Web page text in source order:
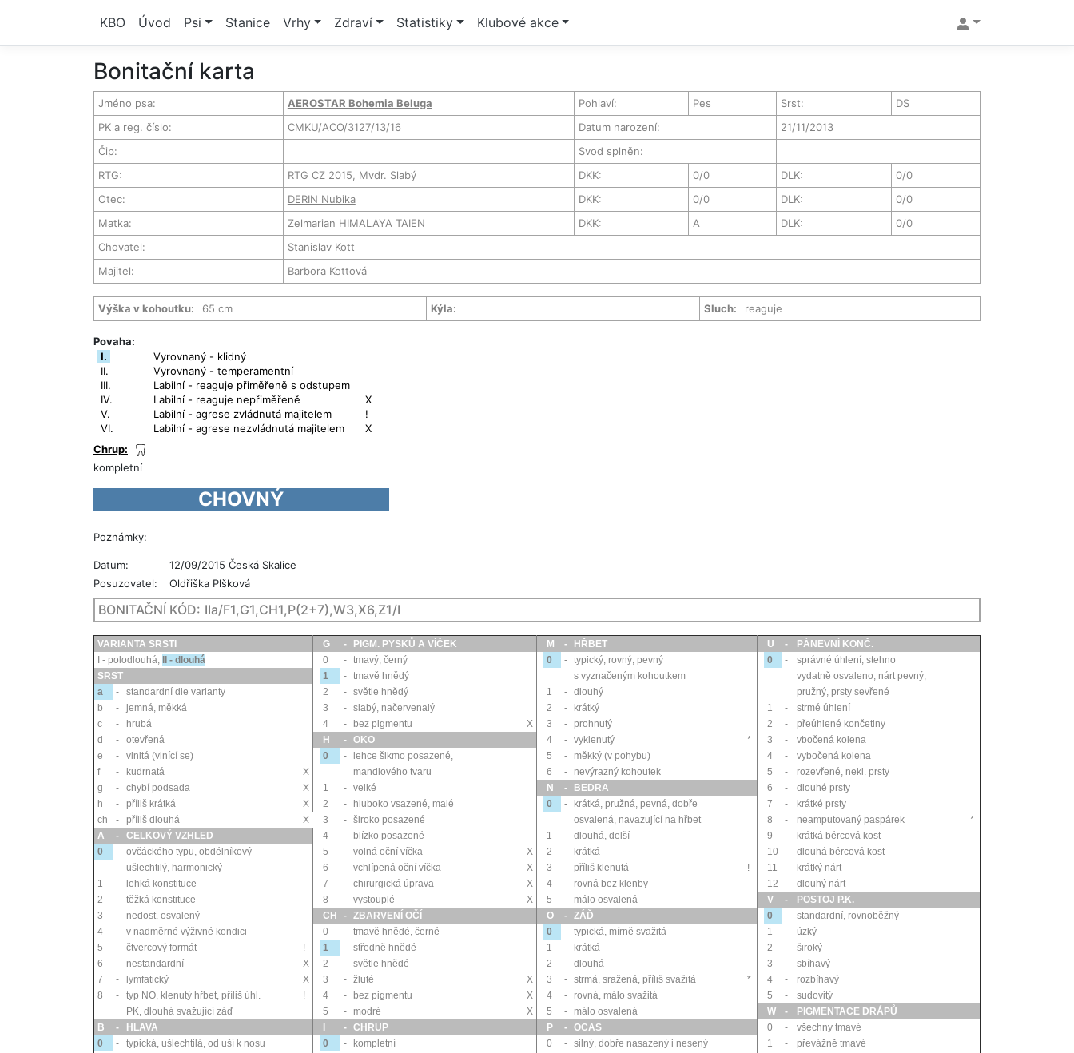
KBO Úvod Psi Stanice Vrhy Zdraví Statistiky Klubové akce
Bonitační karta
Jméno psa: AEROSTAR Bohemia Beluga Pohlaví: Pes Srst:
DS
PK a reg. číslo:
CMKU/ACO/3127/13/16 Datum narození:
21/11/2013
Čip:
Svod splněn:
RTG:
RTG CZ 2015, Mvdr. Slabý DKK: 0/0 DLK:
0/0
Otec:
DERIN Nubika DKK: 0/0 DLK:
0/0
Matka:
Zelmarian HIMALAYA TAIEN DKK: A DLK:
0/0
Chovatel:
Stanislav Kott
Majitel:
Barbora Kottová
Výška v kohoutku: 65 cm Kýla: Sluch: reaguje
Povaha:
I.
Vyrovnaný - klidný
II.
Vyrovnaný - temperamentní
III.
Labilní - reaguje přiměřeně s odstupem
IV.
Labilní - reaguje nepřiměřeně
X
V.
Labilní - agrese zvládnutá majitelem
!
VI.
Labilní - agrese nezvládnutá majitelem
X
Chrup:
kompletní
CHOVNÝ
Poznámky:
Datum:
12/09/2015 Česká Skalice
Posuzovatel:
Oldřiška Plšková
BONITAČNÍ KÓD: IIa/F1,G1,CH1,P(2+7),W3,X6,Z1/I
VARIANTA SRSTI G - PIGM. PYSKŮ A VÍČEK M - HŘBET U -
PÁNEVNÍ KONČ.
I - polodlouhá; II - dlouhá 0 - tmavý, černý 0 - typický, rovný, pevný 0 -
správné úhlení, stehno
SRST
1 - tmavě hnědý s vyznačeným kohoutkem
vydatně osvaleno, nárt pevný,
a
- standardní dle varianty 2 - světle hnědý 1 - dlouhý
pružný, prsty sevřené
b
- jemná, měkká 3 - slabý, načervenalý 2 - krátký 1 -
strmé úhlení
c
- hrubá 4 - bez pigmentu X 3 - prohnutý 2 -
přeúhlené končetiny
d
- otevřená H - OKO 4 - vyklenutý * 3 -
vbočená kolena
e
- vlnitá (vlnící se) 0 - lehce šikmo posazené, 5 - měkký (v pohybu) 4 -
vybočená kolena
f
- kudrnatá X mandlového tvaru 6 - nevýrazný kohoutek 5 -
rozevřené, nekl. prsty
g
- chybí podsada X 1 - velké N - BEDRA 6 -
dlouhé prsty
h
- příliš krátká X 2 - hluboko vsazené, malé 0 - krátká, pružná, pevná, dobře 7 -
krátké prsty
ch
- příliš dlouhá X 3 - široko posazené osvalená, navazující na hřbet 8 - neamputovaný paspárek
*
A
- CELKOVÝ VZHLED 4 - blízko posazené 1 - dlouhá, delší 9 -
krátká bércová kost
0
- ovčáckého typu, obdélníkový 5 - volná oční víčka X 2 - krátká 10 -
dlouhá bércová kost
ušlechtilý, harmonický
6 - vchlípená oční víčka X 3 - příliš klenutá ! 11 -
krátký nárt
1
- lehká konstituce 7 - chirurgická úprava X 4 - rovná bez klenby 12 -
dlouhý nárt
2
- těžká konstituce 8 - vystouplé X 5 - málo osvalená V -
POSTOJ P.K.
3
- nedost. osvalený CH - ZBARVENÍ OČÍ O - ZÁĎ 0 -
standardní, rovnoběžný
4
- v nadměrné výživné kondici 0 - tmavě hnědé, černé 0 - typická, mírně svažitá 1 -
úzký
5
- čtvercový formát ! 1 - středně hnědé 1 - krátká 2 -
široký
6
- nestandardní X 2 - světle hnědé 2 - dlouhá 3 -
sbíhavý
7
- lymfatický X 3 - žluté X 3 - strmá, sražená, příliš svažitá * 4 -
rozbíhavý
8
- typ NO, klenutý hřbet, příliš úhl. ! 4 - bez pigmentu X 4 - rovná, málo svažitá 5 -
sudovitý
PK, dlouhá svažující záď
5 - modré X 5 - málo osvalená W -
PIGMENTACE DRÁPŮ
B
- HLAVA - CHRUP P - OCAS 0 -
všechny tmavé
0
- typická, ušlechtilá, od uší k nosu 0 - kompletní 0 - silný, dobře nasazený i nesený 1 -
převážně tmavé